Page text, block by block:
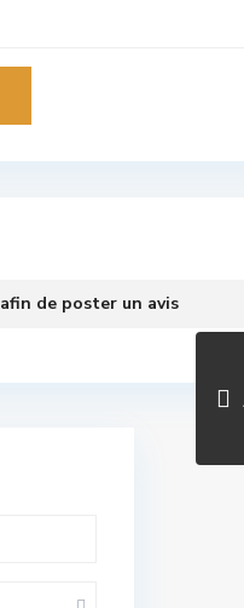
afin de poster un avis